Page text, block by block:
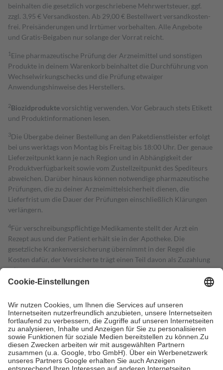
beinhalten die gesetzlich vorgeschriebene Mehrwertsteuer, ggf.
zzgl. 3,95 € Versandkosten. Ab 29,00 € Bestell­wert versand­kosten­
frei. Preisänderungen und Irrtümer vorbehalten. Alle Angebote
und Gratis-Beigaben nur solange der Vorrat reicht.
1 Eine pharmazeutische Prüfung der Arzneimittel und sonstigen
Produkte in deinem Warenkorb beinhaltet die Durchführung von
Wechselwirkungschecks und die Prüfung etwaiger
Anwendungshinweise des Herstellers.
2Biozidproduktevorsichtig verwenden. Vor Gebrauch stets Etikett
und Produktinformationen lesen.
3Die Übergabe deiner Bestellung an den Paketdienstleister erfolgt
bei uns werktags von Montag bis Freitag bis 18:00 Uhr. Der genaue
Lieferzeitpunkt kann je nach Region und in Abhängigkeit der
Produktverfügbarkeit sowie vom Zustellzeitpunkt des Spediteurs
abweichen. Darüber hinaus können notwendige pharmazeutische
Prüfungen, die zu deiner Arzneimittelsicherheit dienen, die
Lieferfrist um die Dauer der Prüfungen einschließlich Klärungen
verlängern.
4Für verschreibungspflichtige Medikamente stellt der Arzt ein
Rezept aus und der Patient erhält sie in der Apotheke. Die
gesetzliche Krankenversicherung übernimmt in der Regel die
Kosten dafür, der Versicherte trägt einen Teil davon als Zuzahlung
mit.
Grundsätzlich leisten Mitglieder Zuzahlungen in Höhe von zehn
höchstens zehn Euro.
Es sind jedoch nie mehr als die tatsächlichen
Kosten der Leistung zu entrichten.
Diese Regeln gelten grundsätzlich auch für Online-Apotheken.
Bei Heilmitteln und häuslicher Krankenpflege beträgt die
Zuzahlung zehn Prozent der Kosten sowie zehn Euro je
Verordnung.
Um das Engagement der Versicherten für ihre eigene Gesundheit zu